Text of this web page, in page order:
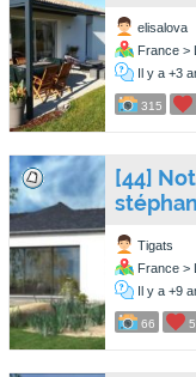
elisalova
France >
Il y a +3
315
[44]
Tigats
France >
Il y a +9
66